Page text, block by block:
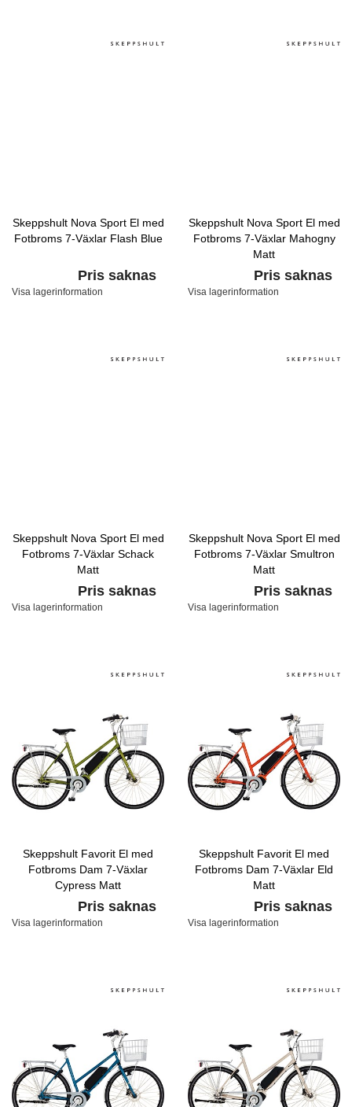
Skeppshult Nova Sport El med
Fotbroms 7-Växlar Flash Blue
Pris saknas
Visa lagerinformation
Skeppshult Nova Sport El med
Fotbroms 7-Växlar Mahogny
Matt
Pris saknas
Visa lagerinformation
Skeppshult Nova Sport El med
Fotbroms 7-Växlar Schack
Matt
Pris saknas
Visa lagerinformation
Skeppshult Nova Sport El med
Fotbroms 7-Växlar Smultron
Matt
Pris saknas
Visa lagerinformation
Skeppshult Favorit El med
Fotbroms Dam 7-Växlar
Cypress Matt
Pris saknas
Visa lagerinformation
Skeppshult Favorit El med
Fotbroms Dam 7-Växlar Eld
Matt
Pris saknas
Visa lagerinformation